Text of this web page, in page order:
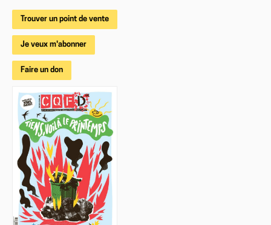
Trouver un point de vente
Je veux m'abonner
Faire un don